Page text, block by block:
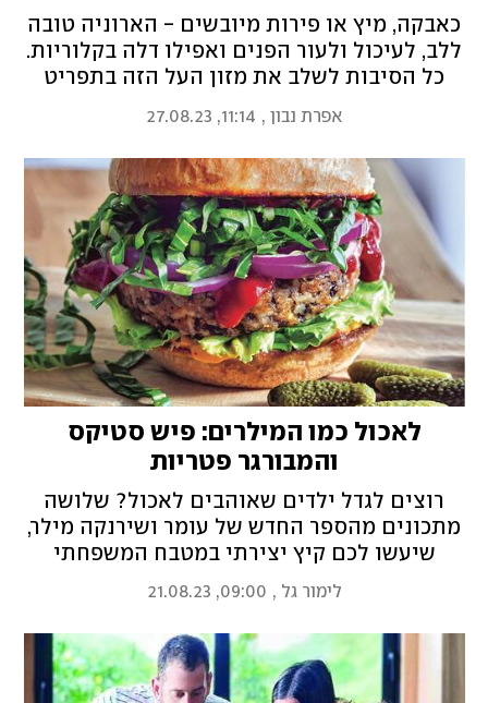
כאבקה, מיץ או פירות מיובשים - הארוניה טובה
ללב, לעיכול ולעור הפנים ואפילו דלה בקלוריות.
כל הסיבות לשלב את מזון העל הזה בתפריט
אותה למטבח
אפרת נבון,
11:14, 27.08.23
לאכול כמו המילרים: פיש סטיקס
והמבורגר פטריות
רוצים לגדל ילדים שאוהבים לאכול? שלושה
מתכונים מהספר החדש של עומר ושירנקה מילר,
שיעשו לכם קיץ יצירתי במטבח המשפחתי
לימור גל ,
09:00, 21.08.23